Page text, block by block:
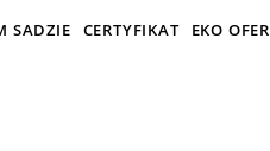
SADZIE CERTYFIKAT EKO